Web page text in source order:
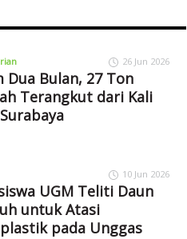
26 Jun 2026
Dua Bulan, 27 Ton
Terangkut dari Kali
10 Jun 2026
UGM Teliti Daun
untuk Atasi
pada Unggas